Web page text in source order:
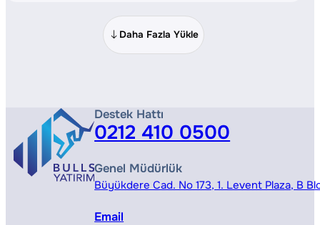
Daha Fazla Yükle
Destek Hattı
0212 410 0500
Genel Müdürlük
Büyükdere Cad. No 173, 1. Levent Plaza, B
Email